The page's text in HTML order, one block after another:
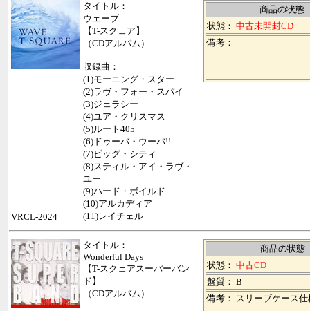
タイトル：
ウェーブ
【T-スクェア】
（CDアルバム）
収録曲：
(1)モーニング・スター
(2)ラヴ・フォー・スパイ
(3)ジェラシー
(4)ユア・クリスマス
(5)ルート405
(6)ドゥーバ・ウーバ!!
(7)ビッグ・シティ
(8)スティル・アイ・ラヴ・
ユー
(9)ハード・ボイルド
(10)アルカディア
(11)レイチェル
商品の状態
状態： 中古未開封CD
備考：
VRCL-2024
タイトル：
Wonderful Days
【T-スクェアスーパーバン
ド】
（CDアルバム）
商品の状態
状態： 中古CD
盤質： B
備考： スリーブケース仕